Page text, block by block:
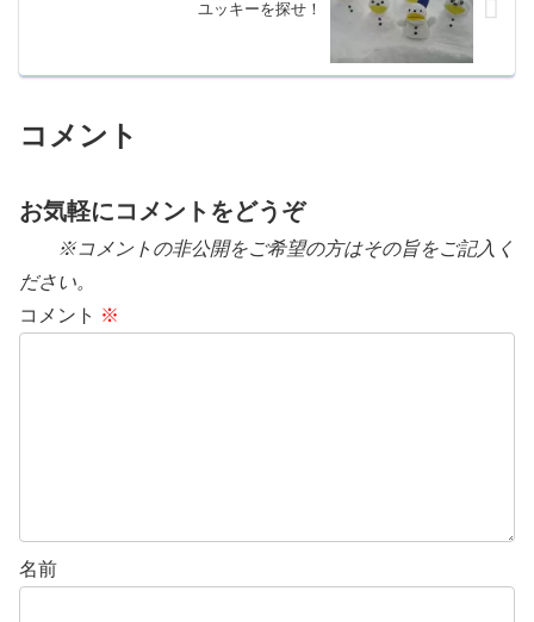
ユッキーを探せ！
コメント
お気軽にコメントをどうぞ
※コメントの非公開をご希望の方はその旨をご記入く
ださい。
コメント ※
名前